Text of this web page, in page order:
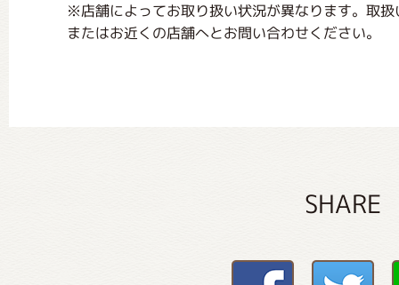
※店舗によってお取り扱い状況が異なります。取
またはお近くの店舗へとお問い合わせください。
SHARE